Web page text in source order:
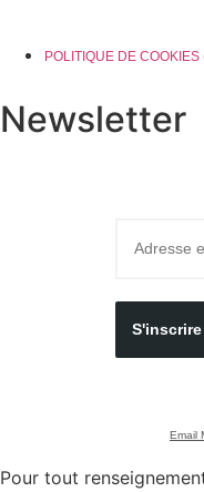
POLITIQUE DE COOKIES
Newsletter
S'inscrire
Email
Pour tout